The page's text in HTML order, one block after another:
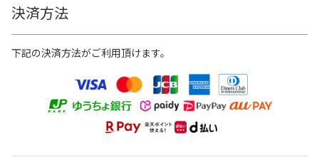
決済方法
下記の決済方法がご利用頂けます。